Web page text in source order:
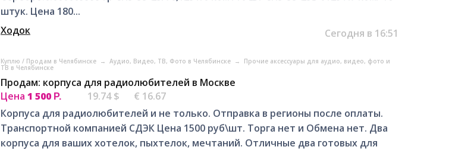
штук. Цена 180...
Ходок
Сегодня в 16:51
Куплю / Продам в Челябинске → Аудио, Видео, ТВ, Фото в Челябинске → Прочие аксессуары для аудио, видео, фото и
ТВ в Челябинске
Продам: корпуса для радиолюбителей в Москве
Цена 1 500 Р. 19.74 $
€ 16.67
Корпуса для радиолюбителей и не только. Отправка в регионы после оплаты.
Транспортной компанией СДЭК Цена 1500 руб\шт. Торга нет и Обмена нет. Два
корпуса для ваших хотелок, пыхтелок, мечтаний. Отличные два готовых для